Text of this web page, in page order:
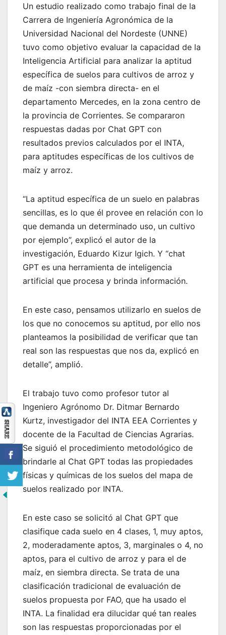
Un estudio realizado como trabajo final de la
Carrera de Ingeniería Agronómica de la
Universidad Nacional del Nordeste (UNNE)
tuvo como objetivo evaluar la capacidad de la
Inteligencia Artificial para analizar la aptitud
específica de suelos para cultivos de arroz y
de maíz -con siembra directa- en el
departamento Mercedes, en la zona centro de
la provincia de Corrientes. Se compararon
respuestas dadas por Chat GPT con
resultados previos calculados por el INTA,
para aptitudes específicas de los cultivos de
maíz y arroz.
“La aptitud específica de un suelo en palabras
sencillas, es lo que él provee en relación con lo
que demanda un determinado uso, un cultivo
por ejemplo”, explicó el autor de la
investigación, Eduardo Kizur Igich. Y “chat
GPT es una herramienta de inteligencia
artificial que procesa y brinda información.
En este caso, pensamos utilizarlo en suelos de
los que no conocemos su aptitud, por ello nos
planteamos la posibilidad de verificar que tan
real son las respuestas que nos da, explicó en
detalle”, amplió.
El trabajo tuvo como profesor tutor al
Ingeniero Agrónomo Dr. Ditmar Bernardo
Kurtz, investigador del INTA EEA Corrientes y
docente de la Facultad de Ciencias Agrarias.
Se siguió el procedimiento metodológico de
brindarle al Chat GPT todas las propiedades
físicas y químicas de los suelos del mapa de
suelos realizado por INTA.
En este caso se solicitó al Chat GPT que
clasifique cada suelo en 4 clases, 1, muy aptos,
2, moderadamente aptos, 3, marginales o 4, no
aptos, para el cultivo de arroz y para el de
maíz, en siembra directa. Se trata de una
clasificación tradicional de evaluación de
suelos propuesta por FAO, que ha usado el
INTA. La finalidad era dilucidar qué tan reales
son las respuestas proporcionadas por el